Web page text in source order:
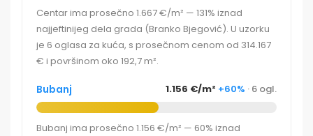
Centar ima prosečno 1.667 €/m² — 131% iznad
najjeftinijeg dela grada (Branko Bjegović). U uzorku
je 6 oglasa za kuća, s prosečnom cenom od 314.167
€ i površinom oko 192,7 m².
Bubanj 1.156 €/m² +60% · 6 ogl.
Bubanj ima prosečno 1.156 €/m² — 60% iznad